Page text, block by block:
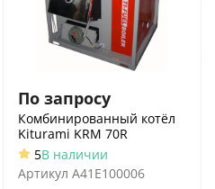
По запросу
Комбинированный котёл
Kiturami KRM 70R
5В наличии
Артикул A41E100006